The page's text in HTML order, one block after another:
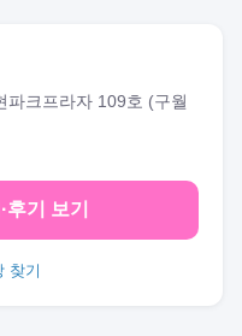
파크프라자 109호 (구월
후기 보기
찾기